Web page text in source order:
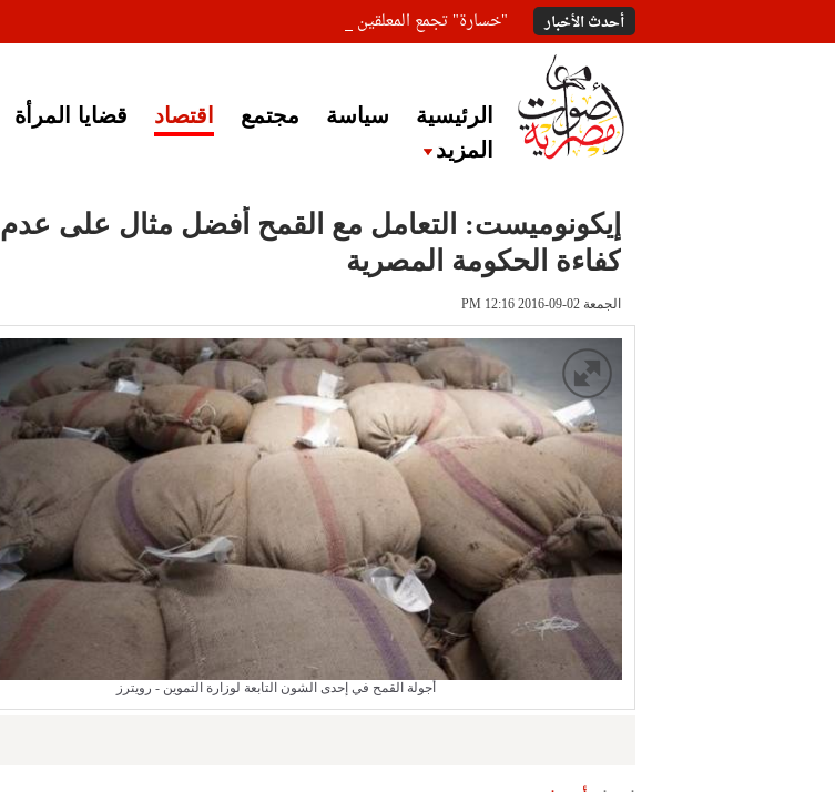
أحدث الأخبار "خسارة" تجمع المعلقين على خبر إغلاق أصوات مصرية
الرئيسية سياسة مجتمع اقتصاد قضايا المرأة
المزيد
إيكونوميست: التعامل مع القمح أفضل مثال على عدم
كفاءة الحكومة المصرية
الجمعة 02-09-2016 PM 12:16
أجولة القمح في إحدى الشون التابعة لوزارة التموين - رويترز